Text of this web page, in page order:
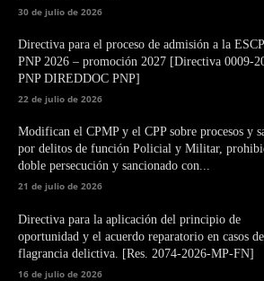
30 de julio de 2026
Directiva para el proceso de admisión a la
PNP 2026 – promoción 2027 [Directiva 0009-
PNP DIREDDOC PNP]
22 de julio de 2026
Modifican el CPMP y el CPP sobre procesos y
por delitos de función Policial y Militar,
doble persecución y sancionado con...
21 de julio de 2026
Directiva para la aplicación del principio de
oportunidad y el acuerdo reparatorio en casos de
flagrancia delictiva. [Res. 2074-2026-MP-FN]
16 de julio de 2026